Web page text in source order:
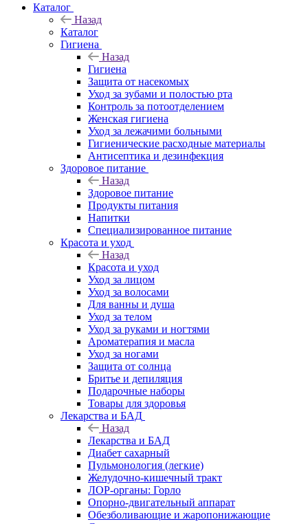
Каталог
Назад
Каталог
Гигиена
Назад
Гигиена
Защита от насекомых
Уход за зубами и полостью рта
Контроль за потоотделением
Женская гигиена
Уход за лежачими больными
Гигиенические расходные материалы
Антисептика и дезинфекция
Здоровое питание
Назад
Здоровое питание
Продукты питания
Напитки
Специализированное питание
Красота и уход
Назад
Красота и уход
Уход за лицом
Уход за волосами
Для ванны и душа
Уход за телом
Уход за руками и ногтями
Ароматерапия и масла
Уход за ногами
Защита от солнца
Бритье и депиляция
Подарочные наборы
Товары для здоровья
Лекарства и БАД
Назад
Лекарства и БАД
Диабет сахарный
Пульмонология (легкие)
Желудочно-кишечный тракт
ЛОР-органы: Горло
Опорно-двигательный аппарат
Обезболивающие и жаропонижающие